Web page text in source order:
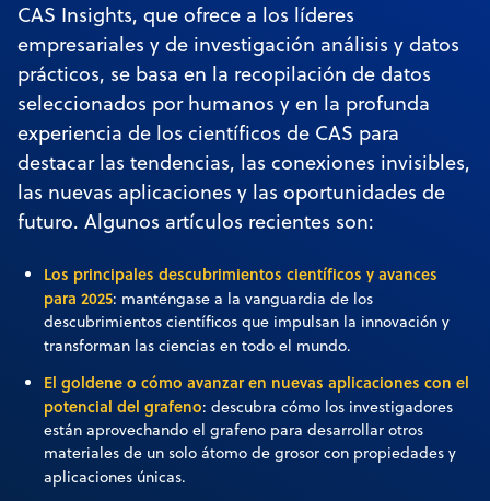
CAS Insights, que ofrece a los líderes
empresariales y de investigación análisis y datos
prácticos, se basa en la recopilación de datos
seleccionados por humanos y en la profunda
experiencia de los científicos de CAS para
destacar las tendencias, las conexiones invisibles,
las nuevas aplicaciones y las oportunidades de
futuro. Algunos artículos recientes son:
Los principales descubrimientos científicos y avances
para 2025: manténgase a la vanguardia de los
descubrimientos científicos que impulsan la innovación y
transforman las ciencias en todo el mundo.
El goldene o cómo avanzar en nuevas aplicaciones con el
potencial del grafeno: descubra cómo los investigadores
están aprovechando el grafeno para desarrollar otros
materiales de un solo átomo de grosor con propiedades y
aplicaciones únicas.